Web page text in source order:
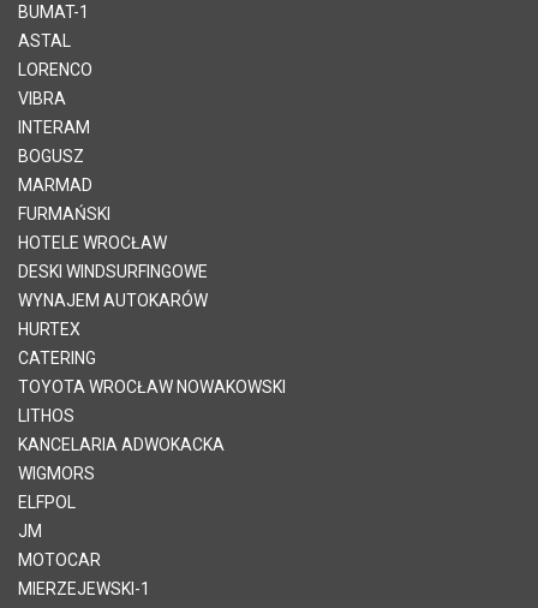
BUMAT-1
ASTAL
LORENCO
VIBRA
INTERAM
BOGUSZ
MARMAD
FURMAŃSKI
HOTELE WROCŁAW
DESKI WINDSURFINGOWE
WYNAJEM AUTOKARÓW
HURTEX
CATERING
TOYOTA WROCŁAW NOWAKOWSKI
LITHOS
KANCELARIA ADWOKACKA
WIGMORS
ELFPOL
JM
MOTOCAR
MIERZEJEWSKI-1